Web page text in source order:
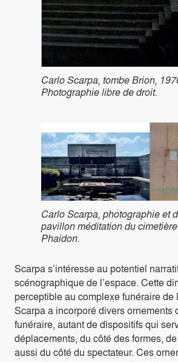
Carlo Scarpa, tombe Brion,
Photographie libre de droit.
Carlo Scarpa, photographie et
pavillon méditation du
Phaidon.
Scarpa s’intéresse au potentiel
scénographique de l’espace. Cette
perceptible au complexe funéraire de
Scarpa a incorporé divers ornements
funéraire, autant de dispositifs qui
déplacements, du côté des formes,
aussi du côté du spectateur. Ces